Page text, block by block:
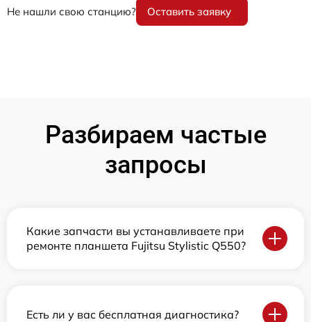
Не нашли свою станцию? Оставить заявку
Разбираем частые
запросы
Какие запчасти вы устанавливаете при
ремонте планшета Fujitsu Stylistic Q550?
Есть ли у вас бесплатная диагностика?